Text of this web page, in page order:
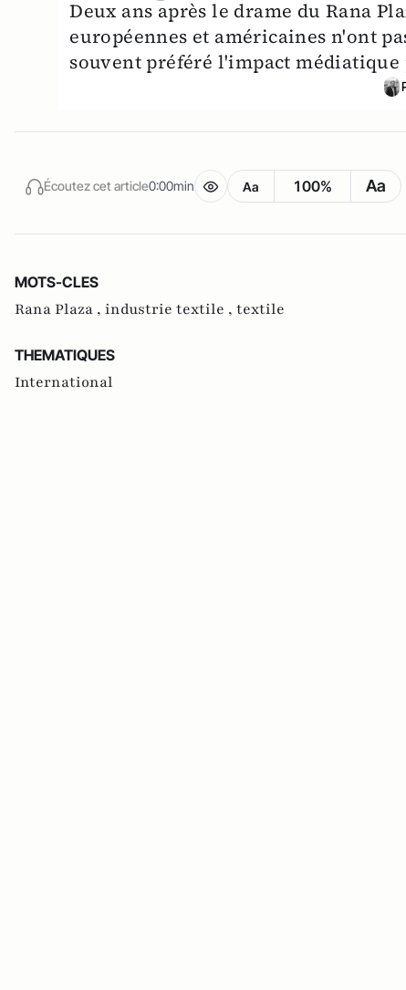
Deux ans après le drame du Rana
européennes et américaines n'ont
souvent préféré l'impact
Écoutez cet article0:00min Aa 100% Aa
MOTS-CLES
Rana Plaza , industrie textile , textile
THEMATIQUES
International